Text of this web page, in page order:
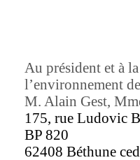
Au président et à
l’environnement
M. Alain Gest,
175, rue Ludovic
BP 820
62408 Béthune